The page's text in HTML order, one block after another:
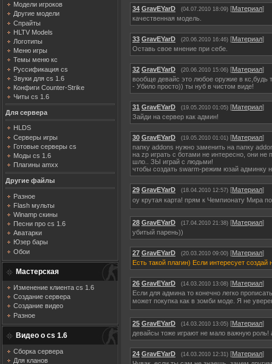
Модели игроков
Другие модели
Спрайты
HLTV Models
Логотипы
Меню игры
Темы меню кс
Руссификация cs
Звуки для cs 1.6
Конфиги Counter-Strike
Читы cs 1.6
Для сервера
HLDS
Серверы игры
Готовые серверы cs
Моды cs 1.6
Плагины amxx
Другие файлы
Разное
Flash мульты
Winamp скины
Песни про cs 1.6
Аватарки
Юзер бары
Обои
Мастерская
Изменение клиента cs 1.6
Создание сервера
Создание видео
Разное
Видео о cs 1.6
Сборка сервера
Для кланов
34 GravEYarD (04.07.2010 18:09) [Материал]
качественная модель.
33 GravEYarD (20.06.2010 16:46) [Материал]
Оставь свое мнение при себе.
32 GravEYarD (20.06.2010 15:06) [Материал]
вообще девайс это любое оружие в кс,будь
- Убило просто)) ты нуб в чистом виде!
31 GravEYarD (19.05.2010 01:05) [Материал]
Зайди на сервер как админ!
30 GravEYarD (19.05.2010 01:01) [Материал]
папку addons нужно заменить на папку
на zp играть с ботами не интересно, они
шло.. ЗЫ играй с людьми!
чтобы создать swarm-режим юзай админку
29 GravEYarD (18.04.2010 12:57) [Материал]
оу крутая карта! прям к Чемпионату Мира
28 GravEYarD (17.04.2010 21:38) [Материал]
убитый парень))
27 GravEYarD (20.03.2010 09:00) [Материал]
Есть такой плагин) Если интересует
26 GravEYarD (14.03.2010 13:08) [Материал]
Если для админа то конечно легко
может покупка как в зомби моде. Я не
25 GravEYarD (14.03.2010 13:05) [Материал]
девайсы тоже играют не мало важную роль!
24 GravEYarD (14.03.2010 12:31) [Материал]